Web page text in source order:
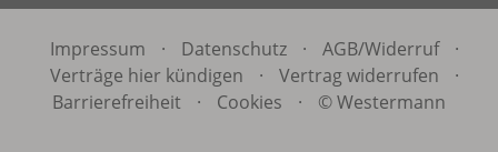
Impressum · Datenschutz · AGB/Widerruf
·
Verträge hier kündigen
· Vertrag widerrufen
·
Barrierefreiheit
· Cookies · © Westermann